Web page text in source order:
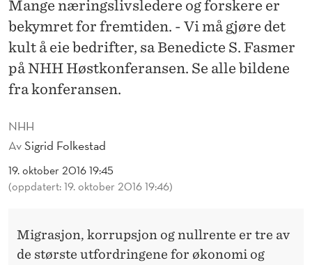
R
E
M
T
D
E
N
NHH
AvSigrid Folkestad
19. oktober 2016 19:45
(oppdatert: 19. oktober 2016 19:46)
Mange næringslivsledere og forskere er
bekymret for fremtiden. - Vi må gjøre det
kult å eie bedrifter, sa Benedicte S. Fasmer
på NHH Høstkonferansen. Se alle bildene
fra konferansen.
Migrasjon, korrupsjon og nullrente er tre av
de største utfordringene for økonomi og